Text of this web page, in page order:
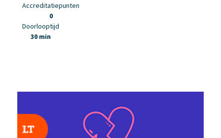
Accreditatiepunten
0
Doorlooptijd
30 min